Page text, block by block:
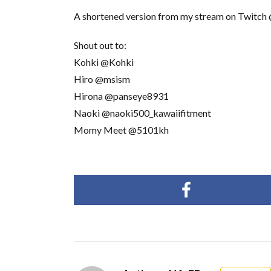
A shortened version from my stream on Twitch
Shout out to:
Kohki @Kohki
Hiro @msism
Hirona @panseye8931
Naoki @naoki500_kawaiifitment
Momy Meet @5101kh